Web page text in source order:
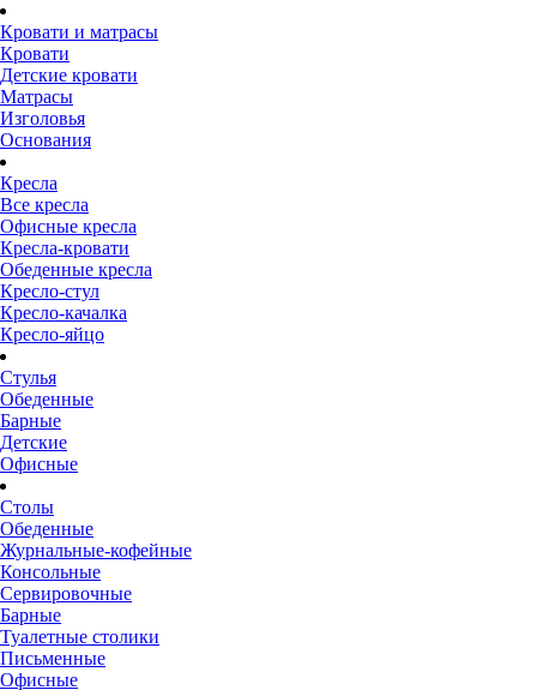
Кровати и матрасы
Кровати
Детские кровати
Матрасы
Изголовья
Основания
Кресла
Все кресла
Офисные кресла
Кресла-кровати
Обеденные кресла
Кресло-стул
Кресло-качалка
Кресло-яйцо
Стулья
Обеденные
Барные
Детские
Офисные
Столы
Обеденные
Журнальные-кофейные
Консольные
Сервировочные
Барные
Туалетные столики
Письменные
Офисные